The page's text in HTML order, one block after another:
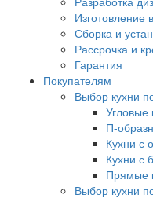
Изготовление
Сборка и
Рассрочка и
Гарантия
Покупателям
Выбор кухни
Угловые
П-
Кухни с
Кухни с
Прямые
Выбор кухни